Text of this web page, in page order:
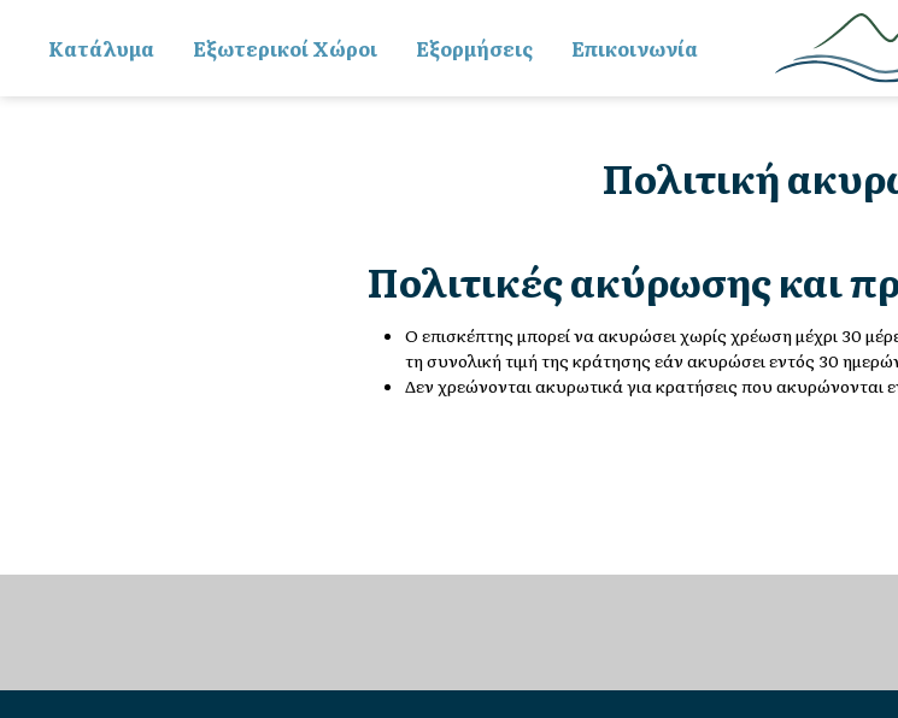
Kατάλυμα Εξωτερικοί Χώροι Εξορμήσεις Επικοινωνία
Πολιτική
Πολιτικές ακύρωσης και
Ο επισκέπτης μπορεί να ακυρώσει χωρίς χρέωση μέχρι 30
τη συνολική τιμή της κράτησης εάν ακυρώσει εντός 30
Δεν χρεώνονται ακυρωτικά για κρατήσεις που ακυρώνονται